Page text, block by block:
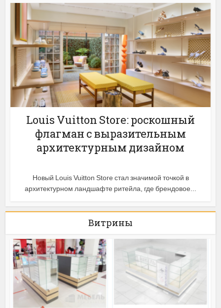
Louis Vuitton Store: роскошный
флагман с выразительным
архитектурным дизайном
Новый Louis Vuitton Store стал значимой точкой в
архитектурном ландшафте ритейла, где брендовое...
Витрины